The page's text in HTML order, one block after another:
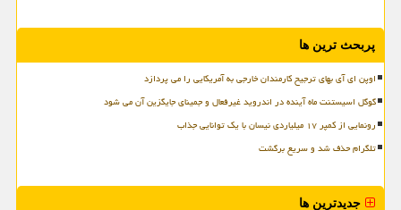
پربحث ترین ها
اوپن ای آی بهای ترجیح کارمندان خارجی به آمریکایی را می پردازد
گوگل اسیستنت ماه آینده در اندروید غیرفعال و جمینای جایگزین آن می شود
رونمایی از کمپر ۱۷ میلیاردی نیسان با یک توانایی جذاب
تلگرام حذف شد و سریع برگشت
جدیدترین ها